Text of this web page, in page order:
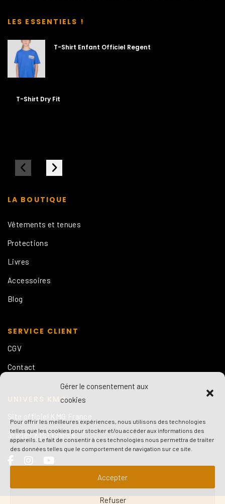
Gérer le consentement aux
cookies
Pour offrir les meilleures expériences, nous utilisons des technologies
telles que les cookies pour stocker et/ou accéder aux informations des
appareils. Le fait de consentir à ces technologies nous permettra de traiter
des données telles que le comportement de navigation sur ce site.
Accepter
Refuser
LES ESSENTIELS !
T-Shirt Enfant Officiel Regent
T-Shirt Dry Fit
LA BOUTIQUE
Vêtements et tenues
Protections
Livres
Accessoires
Blog
SERVICE CLIENT
CGV
Contact
UNIVERS KMG
Site officiel KMG France
Stages KMG France